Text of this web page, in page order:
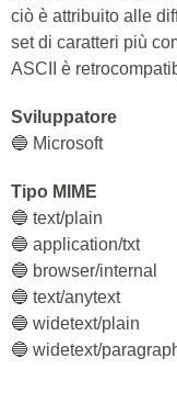
ciò è attribuito alle
set di caratteri più
ASCII è
Sviluppatore
🔵 Microsoft
Tipo MIME
🔵 text/plain
🔵 application/txt
🔵 browser/internal
🔵 text/anytext
🔵 widetext/plain
🔵 widetext/